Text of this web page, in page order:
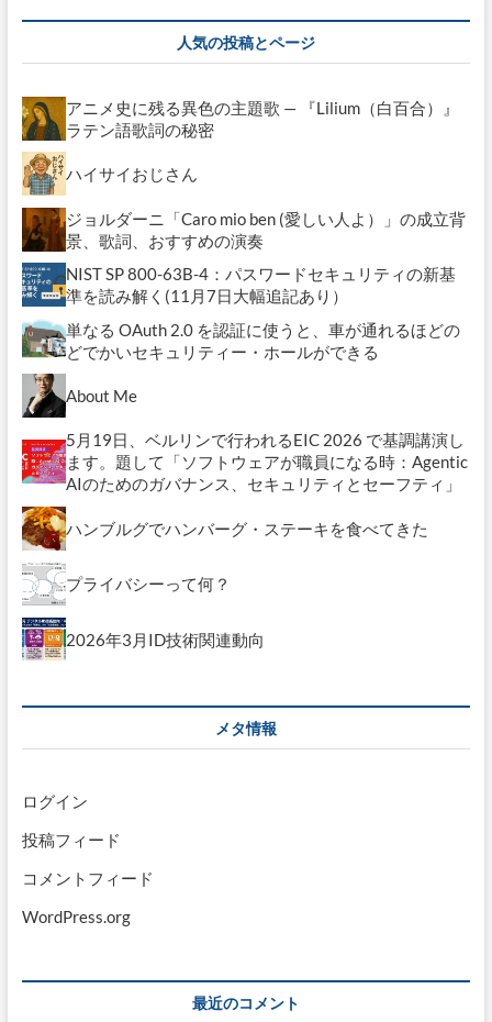
ブ
人気の投稿とページ
アニメ史に残る異色の主題歌 — 『Lilium（白百合）』
ラテン語歌詞の秘密
ハイサイおじさん
ジョルダーニ「Caro mio ben (愛しい人よ）」の成立背
景、歌詞、おすすめの演奏
NIST SP 800-63B-4：パスワードセキュリティの新基
準を読み解く(11月7日大幅追記あり）
単なる OAuth 2.0 を認証に使うと、車が通れるほどの
どでかいセキュリティー・ホールができる
About Me
5月19日、ベルリンで行われるEIC 2026 で基調講演し
ます。題して「ソフトウェアが職員になる時：Agentic
AIのためのガバナンス、セキュリティとセーフティ」
ハンブルグでハンバーグ・ステーキを食べてきた
プライバシーって何？
2026年3月ID技術関連動向
メタ情報
ログイン
投稿フィード
コメントフィード
WordPress.org
最近のコメント